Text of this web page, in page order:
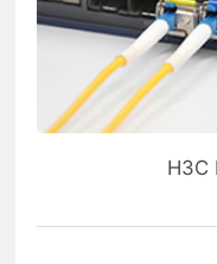
H3C